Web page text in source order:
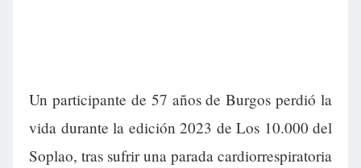
Un participante de 57 años de Burgos perdió la
vida durante la edición 2023 de Los 10.000 del
Soplao, tras sufrir una parada cardiorrespiratoria